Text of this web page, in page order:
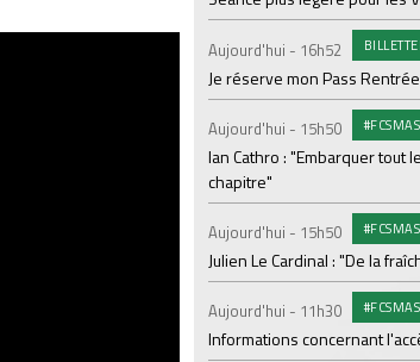
Aujourd'hui - 16h52
Je réserve mon Pass
Aujourd'hui - 15h50
Ian Cathro : "Embarquer tout
chapitre"
Aujourd'hui - 15h50
Julien Le Cardinal : "De la
Aujourd'hui - 11h30
Informations concernant